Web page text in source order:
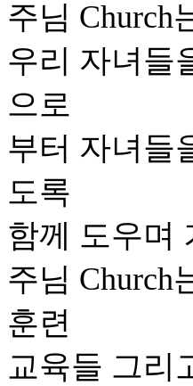
주님 Church
우리 자녀들
으로
부터 자녀들
도록
함께 도우며
주님 Church
훈련
교육들 그리